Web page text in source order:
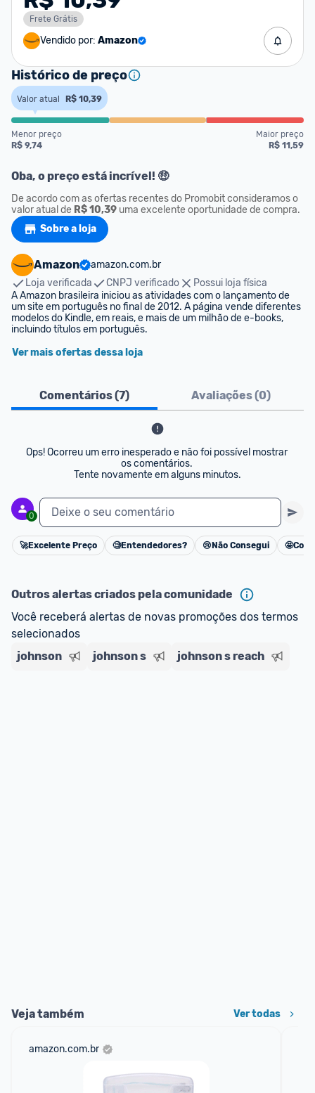
Frete Grátis
Vendido por: Amazon
Histórico de preço
Valor atual R$ 10,39
Menor preço
R$ 9,74
Maior preço
R$ 11,59
Oba, o preço está incrível! 🤑
De acordo com as ofertas recentes do Promobit consideramos o
valor atual de R$ 10,39 uma excelente oportunidade de compra.
Sobre a loja
Amazon
amazon.com.br
Loja verificada
CNPJ verificado
Possui loja física
A Amazon brasileira iniciou as atividades com o lançamento de
um site em português no final de 2012. A página vende diferentes
modelos do Kindle, em reais, e mais de um milhão de e-books,
incluindo títulos em português.
Ver mais ofertas dessa loja
Comentários (7) Avaliações (0)
Ops! Ocorreu um erro inesperado e não foi possível mostrar
os comentários.
Tente novamente em alguns minutos.
0 Deixe o seu comentário
Cancelar
🚀Excelente Preço 🧐Entendedores? 😢 Não Consegui 🤩
Outros alertas criados pela comunidade
Você receberá alertas de novas promoções dos termos
selecionados
johnson
johnson s johnson s reach
Veja também Ver todas
amazon.com.br